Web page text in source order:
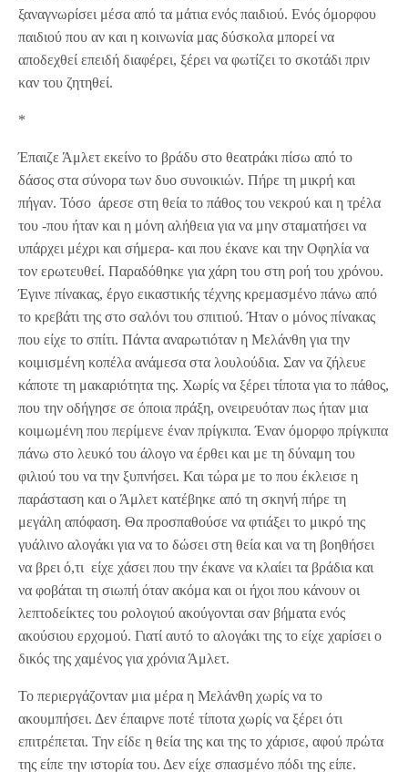
ξαναγνωρίσει μέσα από τα μάτια ενός παιδιού. Ενός όμορφου
παιδιού που αν και η κοινωνία μας δύσκολα μπορεί να
αποδεχθεί επειδή διαφέρει, ξέρει να φωτίζει το σκοτάδι πριν
καν του ζητηθεί.
*
Έπαιζε Άμλετ εκείνο το βράδυ στο θεατράκι πίσω από το
δάσος στα σύνορα των δυο συνοικιών. Πήρε τη μικρή και
πήγαν. Τόσο άρεσε στη θεία το πάθος του νεκρού και η τρέλα
του -που ήταν και η μόνη αλήθεια για να μην σταματήσει να
υπάρχει μέχρι και σήμερα- και που έκανε και την Οφηλία να
τον ερωτευθεί. Παραδόθηκε για χάρη του στη ροή του χρόνου.
Έγινε πίνακας, έργο εικαστικής τέχνης κρεμασμένο πάνω από
το κρεβάτι της στο σαλόνι του σπιτιού. Ήταν ο μόνος πίνακας
που είχε το σπίτι. Πάντα αναρωτιόταν η Μελάνθη για την
κοιμισμένη κοπέλα ανάμεσα στα λουλούδια. Σαν να ζήλευε
κάποτε τη μακαριότητα της. Χωρίς να ξέρει τίποτα για το πάθος,
που την οδήγησε σε όποια πράξη, ονειρευόταν πως ήταν μια
κοιμωμένη που περίμενε έναν πρίγκιπα. Έναν όμορφο πρίγκιπα
πάνω στο λευκό του άλογο να έρθει και με τη δύναμη του
φιλιού του να την ξυπνήσει. Και τώρα με το που έκλεισε η
παράσταση και ο Άμλετ κατέβηκε από τη σκηνή πήρε τη
μεγάλη απόφαση. Θα προσπαθούσε να φτιάξει το μικρό της
γυάλινο αλογάκι για να το δώσει στη θεία και να τη βοηθήσει
να βρει ό,τι είχε χάσει που την έκανε να κλαίει τα βράδια και
να φοβάται τη σιωπή όταν ακόμα και οι ήχοι που κάνουν οι
λεπτοδείκτες του ρολογιού ακούγονται σαν βήματα ενός
ακούσιου ερχομού. Γιατί αυτό το αλογάκι της το είχε χαρίσει ο
δικός της χαμένος για χρόνια Άμλετ.
Το περιεργάζονταν μια μέρα η Μελάνθη χωρίς να το
ακουμπήσει. Δεν έπαιρνε ποτέ τίποτα χωρίς να ξέρει ότι
επιτρέπεται. Την είδε η θεία της και της το χάρισε, αφού πρώτα
της είπε την ιστορία του. Δεν είχε σπασμένο πόδι της είπε.